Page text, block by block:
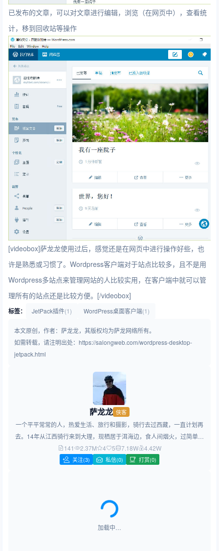
已发布的文章，可以对文章进行编辑，浏览（在网页中），查看统
计，移到回收站等操作
[videobox]萨龙龙使用过后，感觉还是在网页中进行操作好些，也
许是熟悉或习惯了。Wordpress客户端对于站点比较多，且不是用
Wordpress多站点来管理网站的人比较实用，在客户端中就可以管
理所有的站点还是比较方便。[/videobox]
标签： JetPack插件(1) WordPress桌面客户端(1)
本文原创，作者：萨龙龙，其版权均为萨龙网络所有。
如需转载，请注明出处：https://salongweb.com/wordpress-desktop-
jetpack.html
萨龙龙 侠客
一个平平常常的人，热爱生活、旅行和摄影，骑行去过西藏，一直计划再
去。14年从江西骑行来到大理，现栖居于洱海边，食人间烟火，过简单生
活，做简约设计！
141 2.37M 4 5 7.18W 4.42W
关注(3) 私信(0) 打赏(0)
加载中…